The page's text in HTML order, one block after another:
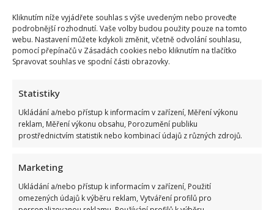
Kliknutím níže vyjádřete souhlas s výše uvedeným nebo proveďte
podrobnější rozhodnutí. Vaše volby budou použity pouze na tomto
webu. Nastavení můžete kdykoli změnit, včetně odvolání souhlasu,
pomocí přepínačů v Zásadách cookies nebo kliknutím na tlačítko
Spravovat souhlas ve spodní části obrazovky.
Statistiky
Ukládání a/nebo přístup k informacím v zařízení, Měření výkonu
reklam, Měření výkonu obsahu, Porozumění publiku
prostřednictvím statistik nebo kombinací údajů z různých zdrojů.
Marketing
Ukládání a/nebo přístup k informacím v zařízení, Použití
omezených údajů k výběru reklam, Vytváření profilů pro